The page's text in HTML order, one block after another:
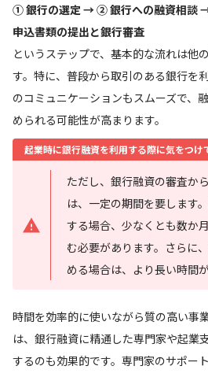
① 銀行の選定 → ② 銀行への融資相
申込書類の提出と銀行審査
というステップで、基本的な流れは他
す。特に、普段から取引のある銀行を
のコミュニケーションもスムーズで、
められる可能性が高まります。
起業時に銀行融資を利用する際に気をつけ
ただし、銀行融資の審査か
は、一定の期間を要します
する場合、少なくとも数か
む必要があります。さらに
める場合は、より長い時間
時間を効率的に使いながら質の高い事
は、銀行融資に精通した専門家や起業
するのも効果的です。専門家のサポー